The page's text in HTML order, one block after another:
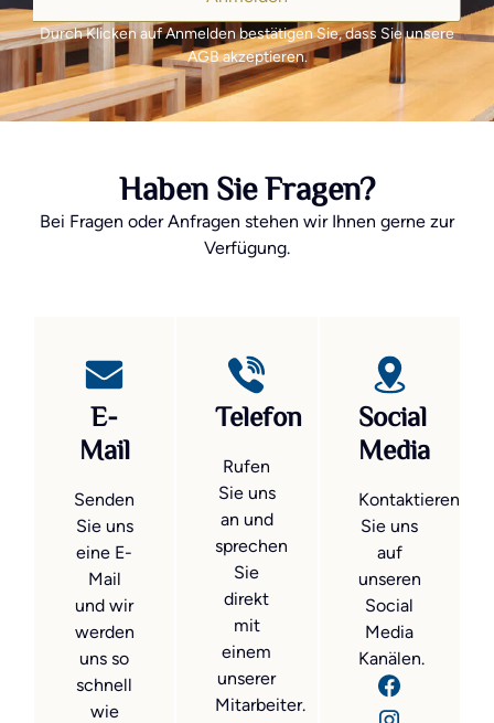
Durch Klicken auf Anmelden bestätigen Sie, dass Sie unsere
AGB akzeptieren.
Haben Sie Fragen?
Bei Fragen oder Anfragen stehen wir Ihnen gerne zur
Verfügung.
E-
Mail
Senden
Sie uns
eine E-
Mail
und wir
werden
uns so
schnell
wie
Telefon
Rufen
Sie uns
an und
sprechen
Sie
direkt
mit
einem
unserer
Mitarbeiter.
Social
Media
Kontaktieren
Sie uns
auf
unseren
Social
Media
Kanälen.